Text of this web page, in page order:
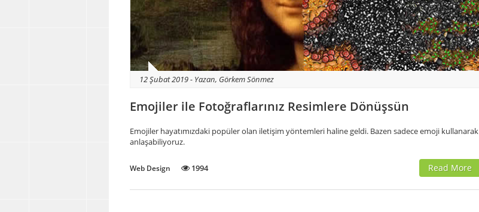
12 Şubat 2019 - Yazan, Görkem Sönmez
Emojiler ile Fotoğraflarınız Resimlere Dönüşsün
Emojiler hayatımızdaki popüler olan iletişim yöntemleri haline geldi. Bazen sadece emoji kullanarak
anlaşabiliyoruz.
Web Design 1994 Read More